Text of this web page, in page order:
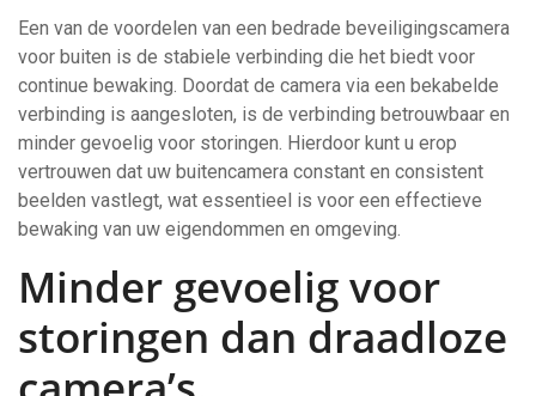
Een van de voordelen van een bedrade beveiligingscamera
voor buiten is de stabiele verbinding die het biedt voor
continue bewaking. Doordat de camera via een bekabelde
verbinding is aangesloten, is de verbinding betrouwbaar en
minder gevoelig voor storingen. Hierdoor kunt u erop
vertrouwen dat uw buitencamera constant en consistent
beelden vastlegt, wat essentieel is voor een effectieve
bewaking van uw eigendommen en omgeving.
Minder gevoelig voor
storingen dan draadloze